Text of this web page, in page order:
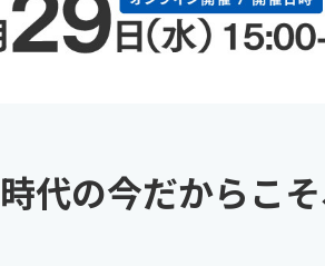
代の今だからこ